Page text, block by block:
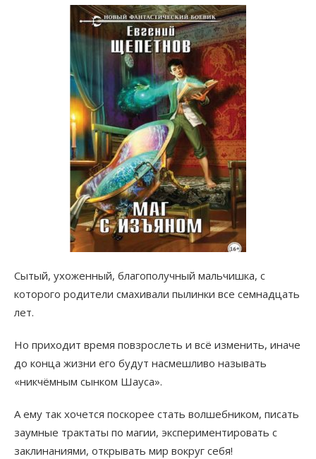
Сытый, ухоженный, благополучный мальчишка, с
которого родители смахивали пылинки все семнадцать
лет.
Но приходит время повзрослеть и всё изменить, иначе
до конца жизни его будут насмешливо называть
«никчёмным сынком Шауса».
А ему так хочется поскорее стать волшебником, писать
заумные трактаты по магии, экспериментировать с
заклинаниями, открывать мир вокруг себя!